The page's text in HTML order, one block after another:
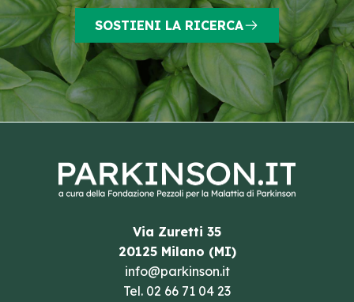
SOSTIENI LA RICERCA
Via Zuretti 35
20125 Milano (MI)
info@parkinson.it
Tel. 02 66 71 04 23